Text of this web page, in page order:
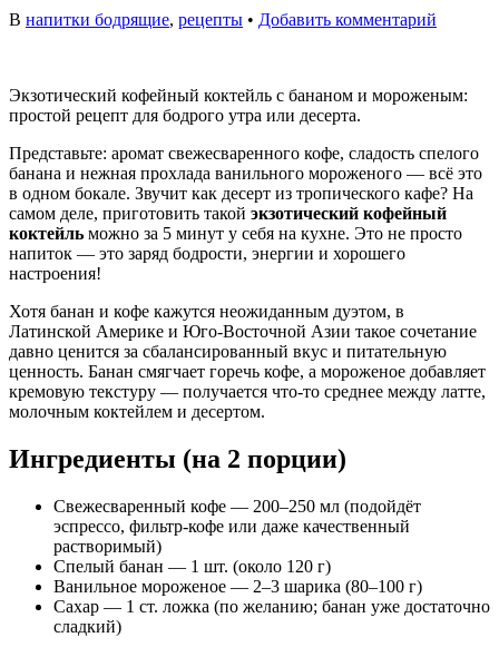
В напитки бодрящие, рецепты • Добавить комментарий
Экзотический кофейный коктейль с бананом и мороженым:
простой рецепт для бодрого утра или десерта.
Представьте: аромат свежесваренного кофе, сладость спелого
банана и нежная прохлада ванильного мороженого — всё это
в одном бокале. Звучит как десерт из тропического кафе? На
самом деле, приготовить такой экзотический кофейный
коктейль можно за 5 минут у себя на кухне. Это не просто
напиток — это заряд бодрости, энергии и хорошего
настроения!
Хотя банан и кофе кажутся неожиданным дуэтом, в
Латинской Америке и Юго-Восточной Азии такое сочетание
давно ценится за сбалансированный вкус и питательную
ценность. Банан смягчает горечь кофе, а мороженое добавляет
кремовую текстуру — получается что-то среднее между латте,
молочным коктейлем и десертом.
Ингредиенты (на 2 порции)
Свежесваренный кофе — 200–250 мл (подойдёт
эспрессо, фильтр-кофе или даже качественный
растворимый)
Спелый банан — 1 шт. (около 120 г)
Ванильное мороженое — 2–3 шарика (80–100 г)
Сахар — 1 ст. ложка (по желанию; банан уже достаточно
сладкий)